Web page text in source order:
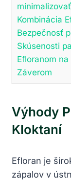
minimalizovať
Kombinácia
Bezpečnosť
Skúsenosti
Efloranom
Záverom
Výhody
Kloktaní
Efloran je
zápalov v